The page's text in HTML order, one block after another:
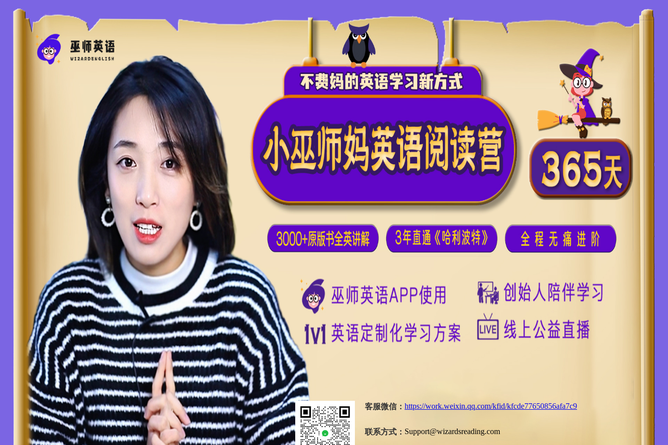
客服微信： https://work.weixin.qq.com/kfid/kfcde77650856afa7c9
联系方式： Support@wizardsreading.com